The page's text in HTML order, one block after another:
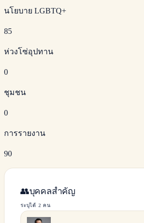
นโยบาย LGBTQ+
85
ห่วงโซ่อุปทาน
0
ชุมชน
0
การรายงาน
90
👥บุคคลสำคัญ
ระบุได้ 2 คน